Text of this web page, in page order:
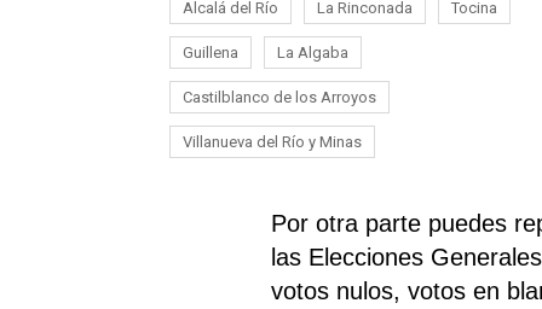
Alcalá del Río La Rinconada Tocina
Guillena La Algaba
Castilblanco de los Arroyos
Villanueva del Río y Minas
Por otra parte puedes
las Elecciones
votos nulos, votos en